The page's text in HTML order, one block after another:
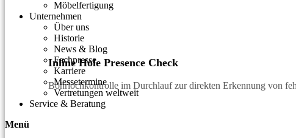
Inline Hole Presence Check
Bohrlochkontrolle im Durchlauf zur direkten Erkennung von
Möbelfertigung
Unternehmen
Über uns
Historie
News & Blog
Fachpresse
Karriere
Messetermine
Vertretungen weltweit
Service & Beratung
Menü